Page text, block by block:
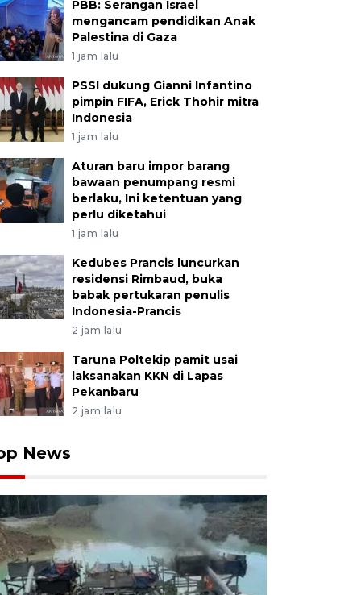
PBB: Serangan Israel
mengancam pendidikan Anak
Palestina di Gaza
1 jam lalu
PSSI dukung Gianni Infantino
pimpin FIFA, Erick Thohir mitra
Indonesia
1 jam lalu
Aturan baru impor barang
bawaan penumpang resmi
berlaku, Ini ketentuan yang
perlu diketahui
1 jam lalu
Kedubes Prancis luncurkan
residensi Rimbaud, buka
babak pertukaran penulis
Indonesia-Prancis
2 jam lalu
Taruna Poltekip pamit usai
laksanakan KKN di Lapas
Pekanbaru
2 jam lalu
News